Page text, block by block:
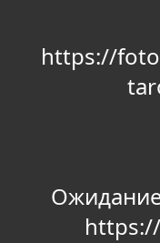
https://
Ожидание